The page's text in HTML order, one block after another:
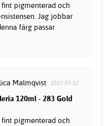
pigmenterad och
Jag jobbar
färg passar
Malmqvist 2022-03-12
120ml - 283 Gold
pigmenterad och